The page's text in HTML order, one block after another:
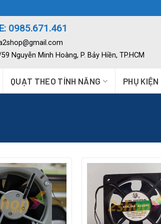
0985.671.461
Nguyễn Minh Hoàng, P. Bảy Hiền, TP.HCM
QUẠT THEO TÍNH NĂNG PHỤ KIỆN